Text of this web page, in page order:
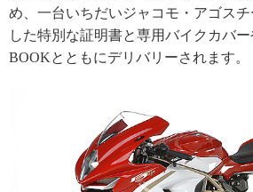
め、一台いちだいジャコモ・アゴス
した特別な証明書と専用バイクカバ
BOOKとともにデリバリーされます。